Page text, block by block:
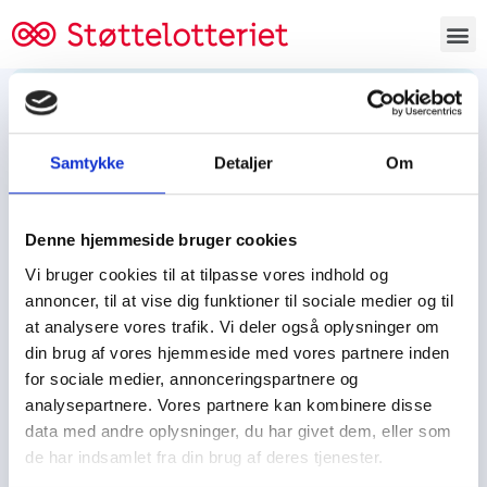
Samtykke Detaljer Om
Denne hjemmeside bruger cookies
Vi bruger cookies til at tilpasse vores indhold og
annoncer, til at vise dig funktioner til sociale medier og til
at analysere vores trafik. Vi deler også oplysninger om
din brug af vores hjemmeside med vores partnere inden
for sociale medier, annonceringspartnere og
analysepartnere. Vores partnere kan kombinere disse
data med andre oplysninger, du har givet dem, eller som
de har indsamlet fra din brug af deres tjenester.
Tjen penge og støt
Tjen penge til:
Spejdere/spejdergruppen/FDF’ere, m.fl.
Kontor
Tjenpengeogstoet.dk
Ejby Industrivej 91
DK – 2600 Glostrup
CVR: 19347508